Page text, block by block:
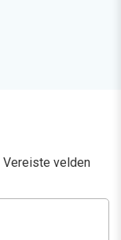
Vereiste velden